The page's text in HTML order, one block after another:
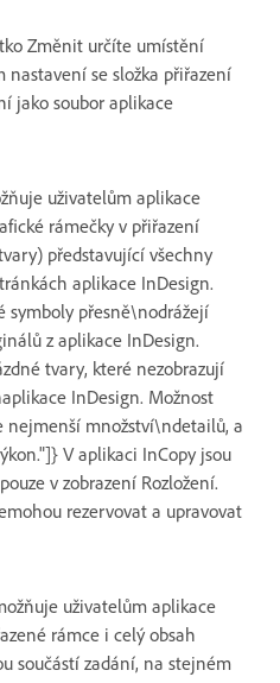
Změnit určíte umístění
nastavení se složka přiřazení
jako soubor aplikace
uživatelům aplikace
rámečky v přiřazení
představující všechny
aplikace InDesign.
symboly přesně\nodrážejí
z aplikace InDesign.
tvary, které nezobrazují
InDesign. Možnost
nejmenší množství\ndetailů, a
V aplikaci InCopy jsou
v zobrazení Rozložení.
rezervovat a upravovat
uživatelům aplikace
rámce i celý obsah
součástí zadání, na stejném